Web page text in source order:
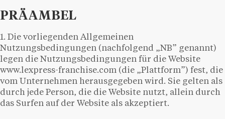
PRÄAMBEL
1. Die vorliegenden Allgemeinen
Nutzungsbedingungen (nachfolgend „NB” genannt)
legen die Nutzungsbedingungen für die Website
www.lexpress-franchise.com (die „Plattform”) fest, die
vom Unternehmen herausgegeben wird. Sie gelten als
durch jede Person, die die Website nutzt, allein durch
das Surfen auf der Website als akzeptiert.